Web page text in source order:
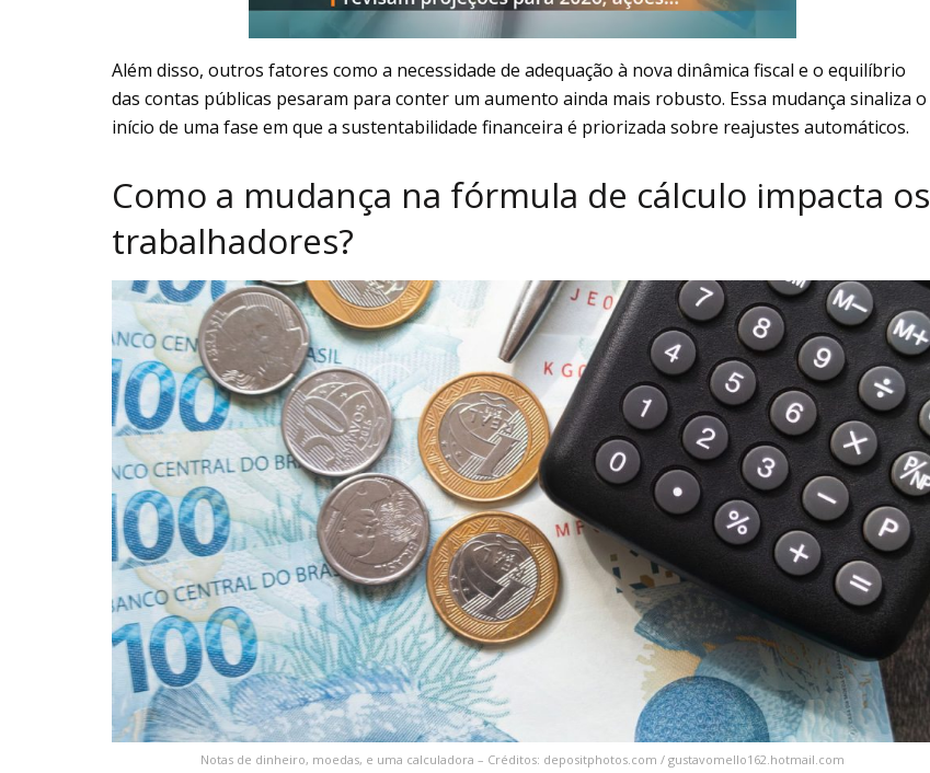
Além disso, outros fatores como a necessidade de adequação à nova dinâmica fiscal e o equilíbrio
das contas públicas pesaram para conter um aumento ainda mais robusto. Essa mudança sinaliza o
início de uma fase em que a sustentabilidade financeira é priorizada sobre reajustes automáticos.
Como a mudança na fórmula de cálculo impacta os
trabalhadores?
Notas de dinheiro, moedas, e uma calculadora – Créditos: depositphotos.com / gustavomello162.hotmail.com